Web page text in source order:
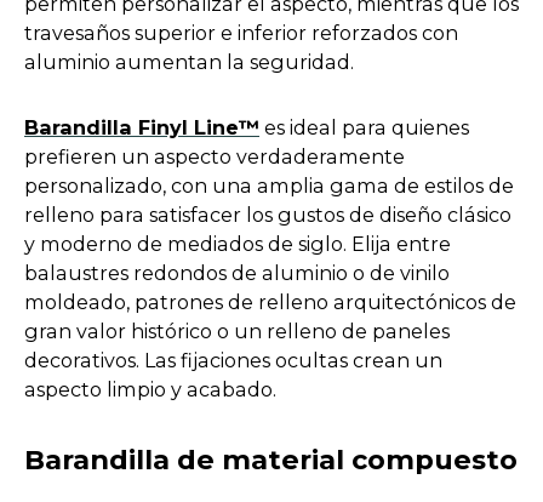
n
e
t
a
b
travesaños superior e inferior reforzados con
aluminio aumentan la seguridad.
Barandilla Finyl Line™ o
p
e
n
s
n
a
n
e
a
es ideal para quienes
prefieren un aspecto verdaderamente
personalizado, con una amplia gama de estilos de
relleno para satisfacer los gustos de diseño clásico
y moderno de mediados de siglo. Elija entre
balaustres redondos de aluminio o de vinilo
moldeado, patrones de relleno arquitectónicos de
gran valor histórico o un relleno de paneles
decorativos. Las fijaciones ocultas crean un
aspecto limpio y acabado.
Barandilla de material compuesto